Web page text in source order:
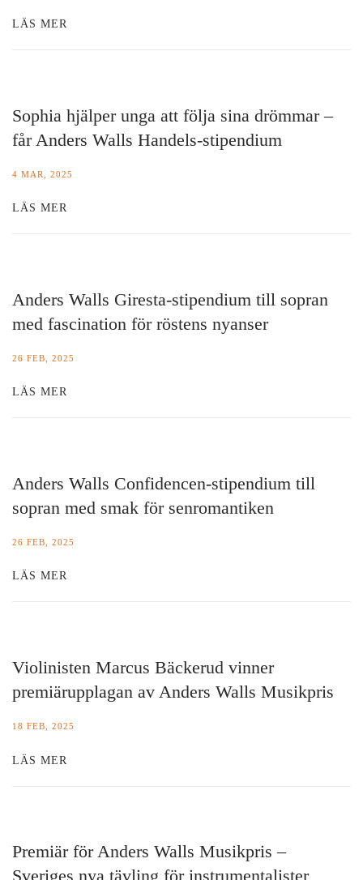
LÄS MER
Sophia hjälper unga att följa sina drömmar –
får Anders Walls Handels-stipendium
4 MAR, 2025
LÄS MER
Anders Walls Giresta-stipendium till sopran
med fascination för röstens nyanser
26 FEB, 2025
LÄS MER
Anders Walls Confidencen-stipendium till
sopran med smak för senromantiken
26 FEB, 2025
LÄS MER
Violinisten Marcus Bäckerud vinner
premiärupplagan av Anders Walls Musikpris
18 FEB, 2025
LÄS MER
Premiär för Anders Walls Musikpris –
Sveriges nya tävling för instrumentalister